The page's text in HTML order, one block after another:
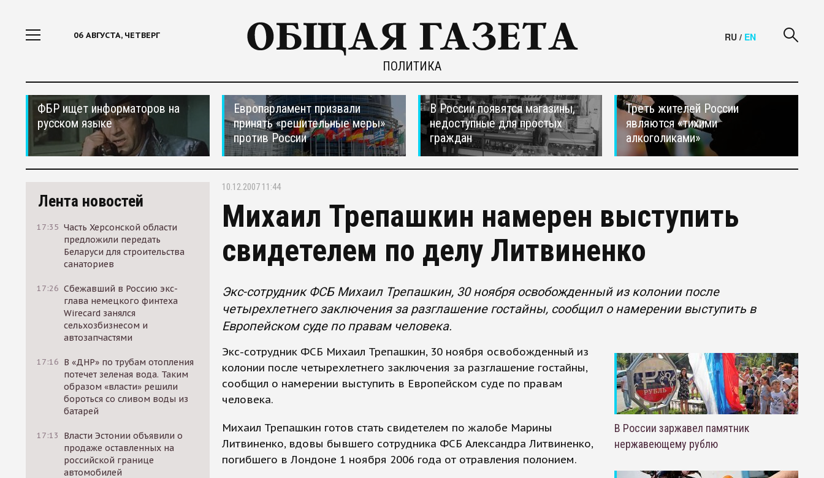
06 АВГУСТА, ЧЕТВЕРГ
ПОЛИТИКА
RU / EN
ФБР ищет информаторов на
русском языке
Европарламент призвали
принять «решительные меры»
против России
В России появятся магазины,
недоступные для простых
граждан
Треть жителей России
являются «тихими
алкоголиками»
Лента новостей
17:35 Часть Херсонской области
предложили передать
Беларуси для строительства
санаториев
17:26 Сбежавший в Россию экс-
глава немецкого финтеха
Wirecard занялся
сельхозбизнесом и
автозапчастями
17:16 В «ДНР» по трубам отопления
потечет зеленая вода. Таким
образом «власти» решили
бороться со сливом воды из
батарей
17:13
Власти Эстонии объявили о
продаже оставленных на
российской границе
автомобилей
10.12.2007 11:44
Михаил Трепашкин намерен выступить
свидетелем по делу Литвиненко
Экс-сотрудник ФСБ Михаил Трепашкин, 30 ноября освобожденный из колонии после
четырехлетнего заключения за разглашение гостайны, сообщил о намерении выступить в
Европейском суде по правам человека.
Экс-сотрудник ФСБ Михаил Трепашкин, 30 ноября освобожденный из
колонии после четырехлетнего заключения за разглашение гостайны,
сообщил о намерении выступить в Европейском суде по правам
человека.
Михаил Трепашкин готов стать свидетелем по жалобе Марины
Литвиненко, вдовы бывшего сотрудника ФСБ Александра Литвиненко,
погибшего в Лондоне 1 ноября 2006 года от отравления полонием.
В России заржавел памятник
нержавеющему рублю